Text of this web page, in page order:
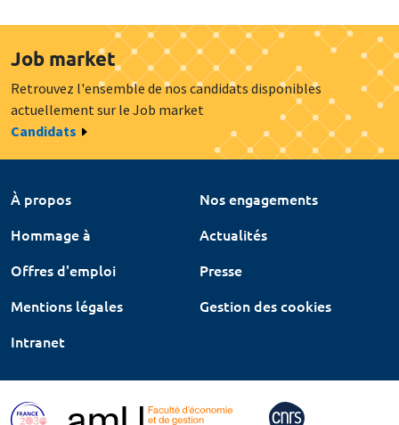
Job market
Retrouvez l'ensemble de nos candidats disponibles
actuellement sur le Job market
Candidats
À propos
Nos engagements
Hommage à
Actualités
Offres d'emploi
Presse
Mentions légales
Gestion des cookies
Intranet